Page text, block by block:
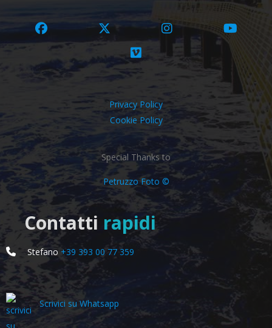
Privacy Policy
Cookie Policy
Special Thanks to
Petruzzo Foto ©
Contatti rapidi
Stefano +39 393 00 77 359
Scrivici su Whatsapp